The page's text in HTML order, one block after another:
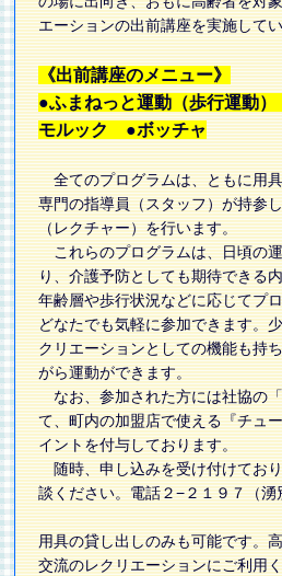
エーションの出前講座を実施して
《出前講座のメニュー》
●ふまねっと運動（歩行運
モルック ●ボッチャ
全てのプログラムは、ともに用
専門の指導員（スタッフ）が持参
（レクチャー）を行います。
これらのプログラムは、日頃の
り、介護予防としても期待できる
年齢層や歩行状況などに応じてプ
どなたでも気軽に参加できます。
クリエーションとしての機能も持
がら運動ができます。
なお、参加された方には社協の
て、町内の加盟店で使える『チュ
イントを付与しております。
随時、申し込みを受け付けてお
談ください。電話２−２１９７（湧
用具の貸し出しのみも可能です。
交流のレクリエーションにご利用